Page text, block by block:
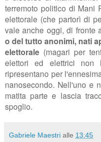
terremoto politico di Mani
elettorale (che partorì di
vale anche oggi, di fronte
o del tutto anonimi, nati
elettorale (magari per
elettori ed elettrici non
ripresentano per
nanosecondo. Nell'uno e
matita parte e lascia
spoglio.
Gabriele Maestri alle 13:45